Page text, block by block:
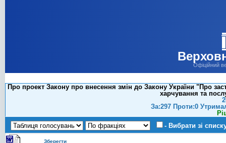
Офіційний
Про проект Закону про внесення змін до Закону України "Про
харчування та
За:297 Проти:0
- Вибрати зі
Зберегти